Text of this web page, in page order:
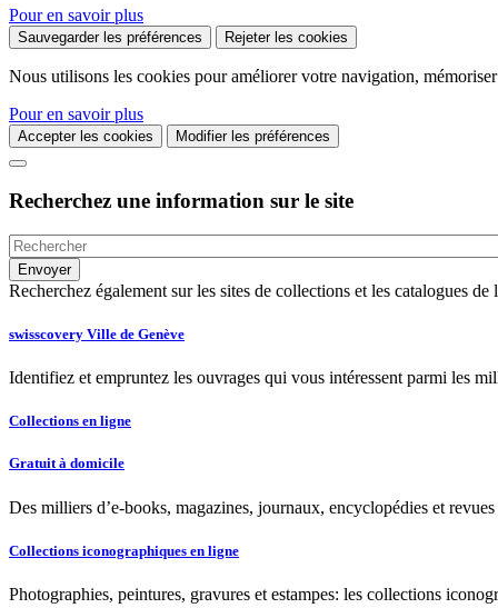
Pour en savoir plus
Sauvegarder les préférences Rejeter les cookies
Nous utilisons les cookies pour améliorer votre navigation,
Pour en savoir plus
Accepter les cookies Modifier les préférences
Recherchez une information sur le site
Recherchez également sur les sites de collections et les catalogues
swisscovery Ville de Genève
Identifiez et empruntez les ouvrages qui vous intéressent parmi les
Collections en ligne
Gratuit à domicile
Des milliers d’e-books, magazines, journaux, encyclopédies et
Collections iconographiques en ligne
Photographies, peintures, gravures et estampes: les collections